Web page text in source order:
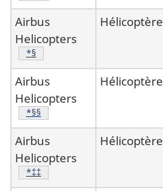
Airbus
Helicopters
Note de bas de page
*§
Hélicoptère
Airbus
Helicopters
Note de bas de page
*§§
Hélicoptère
Airbus
Helicopters
Note de bas de page
*‡‡
Hélicoptère